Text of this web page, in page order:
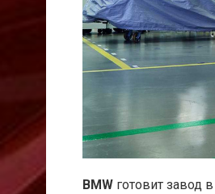
BMW готовит завод